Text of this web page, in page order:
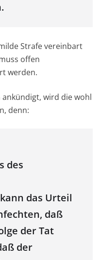
Strafe vereinbart
offen
werden.
ankündigt, wird die wohl
denn:
des
das Urteil
daß
der Tat
der